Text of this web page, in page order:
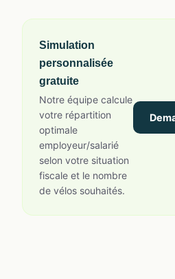
Simulation
personnalisée
gratuite
Notre équipe calcule
votre répartition
optimale
employeur/salarié
selon votre situation
fiscale et le nombre
de vélos souhaités.